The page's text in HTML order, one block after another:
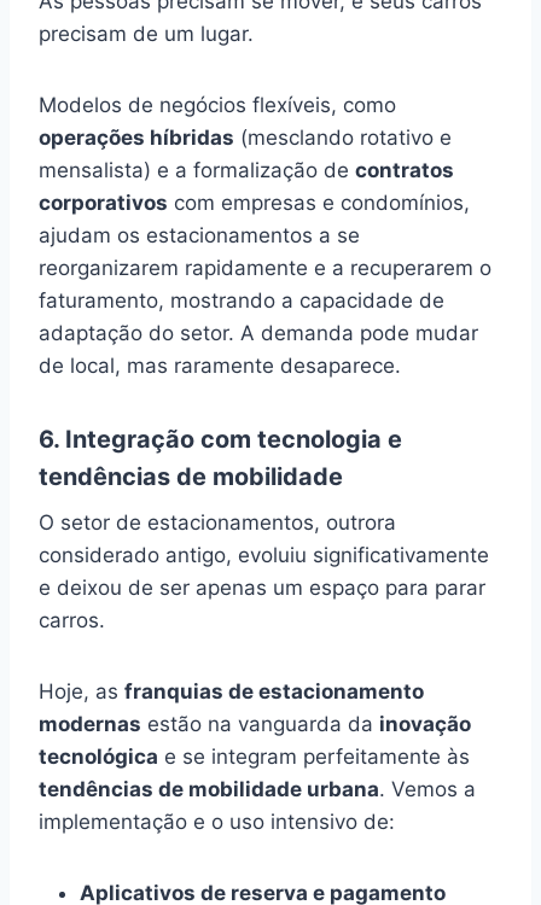
precisam de um lugar.
Modelos de negócios flexíveis, como
operações híbridas (mesclando rotativo e
mensalista) e a formalização de contratos
corporativos com empresas e condomínios,
ajudam os estacionamentos a se
reorganizarem rapidamente e a recuperarem o
faturamento, mostrando a capacidade de
adaptação do setor. A demanda pode mudar
de local, mas raramente desaparece.
6. Integração com tecnologia e
tendências de mobilidade
O setor de estacionamentos, outrora
considerado antigo, evoluiu significativamente
e deixou de ser apenas um espaço para parar
carros.
Hoje, as franquias de estacionamento
modernas estão na vanguarda da inovação
tecnológica e se integram perfeitamente às
tendências de mobilidade urbana. Vemos a
implementação e o uso intensivo de:
Aplicativos de reserva e pagamento